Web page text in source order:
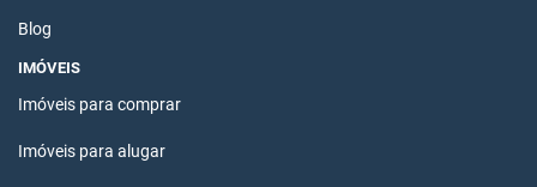
Blog
IMÓVEIS
Imóveis para comprar
Imóveis para alugar